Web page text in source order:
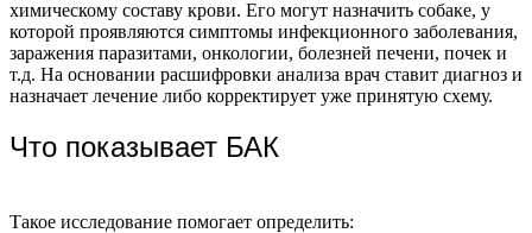
химическому составу крови. Его могут назначить собаке, у
которой проявляются симптомы инфекционного заболевания,
заражения паразитами, онкологии, болезней печени, почек и
т.д. На основании расшифровки анализа врач ставит диагноз и
назначает лечение либо корректирует уже принятую схему.
Что показывает БАК
Такое исследование помогает определить: